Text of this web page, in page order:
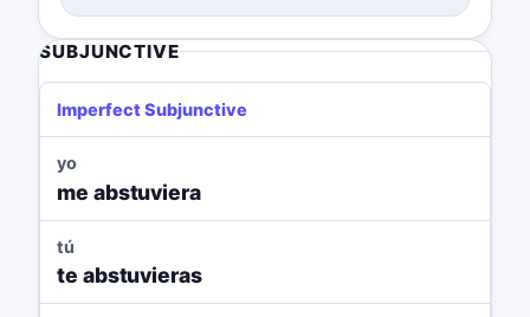
SUBJUNCTIVE
Imperfect Subjunctive
yo
me abstuviera
tú
te abstuvieras